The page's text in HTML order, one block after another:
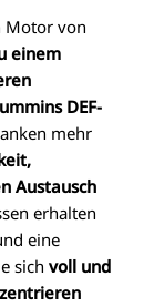
Motor von
einem
DEF-
mehr
Austausch
erhalten
eine
sich voll und